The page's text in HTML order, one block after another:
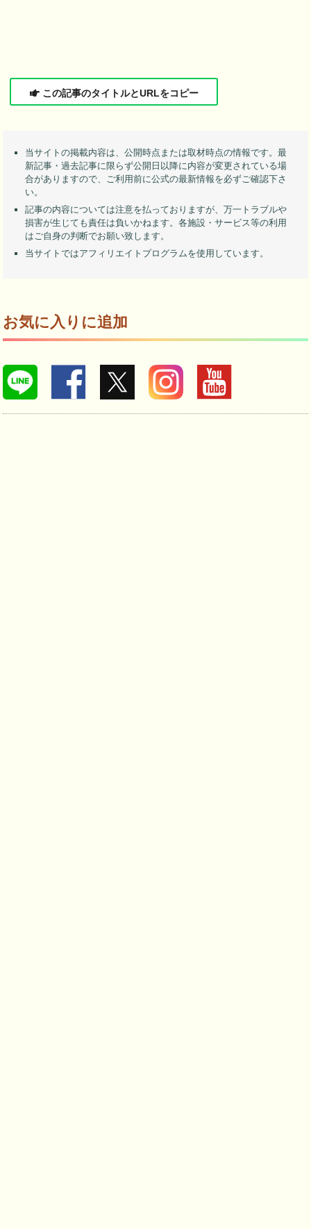
この記事のタイトルとURLをコピー
当サイトの掲載内容は、公開時点または取材時点の情報です。最
新記事・過去記事に限らず公開日以降に内容が変更されている場
合がありますので、ご利用前に公式の最新情報を必ずご確認下さ
い。
記事の内容については注意を払っておりますが、万一トラブルや
損害が生じても責任は負いかねます。各施設・サービス等の利用
はご自身の判断でお願い致します。
当サイトではアフィリエイトプログラムを使用しています。
お気に入りに追加